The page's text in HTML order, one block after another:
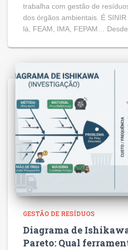
trabalha com gestão de
dos órgãos ambientais. É
lá, FEAM, IMA, FEPAM… Desde
GESTÃO DE RESÍDUOS
Diagrama de
Pareto: Qual